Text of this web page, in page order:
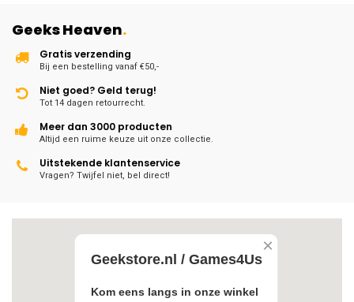
Geeks Heaven.
Gratis verzending
Bij een bestelling vanaf €50,-
Niet goed? Geld terug!
Tot 14 dagen retourrecht.
Meer dan 3000 producten
Altijd een ruime keuze uit onze collectie.
Uitstekende klantenservice
Vragen? Twijfel niet, bel direct!